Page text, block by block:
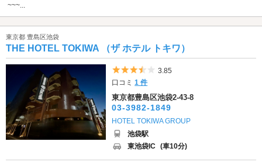
~~~...
東京都 豊島区池袋
THE HOTEL TOKIWA （ザ ホテル トキワ）
5つ星のうち3.5
3.85
口コミ1 件
東京都豊島区池袋2-43-8
03-3982-1849
HOTEL TOKIWA GROUP
池袋駅
東池袋IC (車10分)